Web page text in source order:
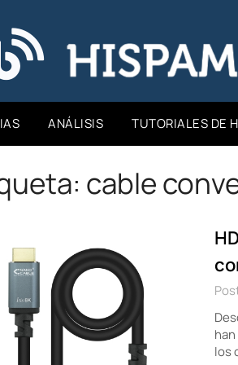
Blog
ANÁLISIS TUTORIALES DE
cable
los